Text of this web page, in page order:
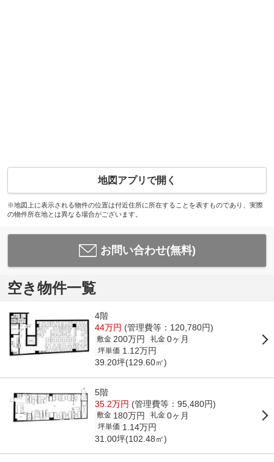
地図アプリで開く
※地図上に表示される物件の位置は付近住所に所在することを表すものであり、実際
の物件所在地とは異なる場合がございます。
お問い合わせ(無料)
空き物件一覧
4階
44万円 (管理費等：120,780円)
敷金 200万円 礼金 0ヶ月
坪単価 1.12万円
39.20坪(129.60㎡)
5階
35.2万円 (管理費等：95,480円)
敷金 180万円 礼金 0ヶ月
坪単価 1.14万円
31.00坪(102.48㎡)